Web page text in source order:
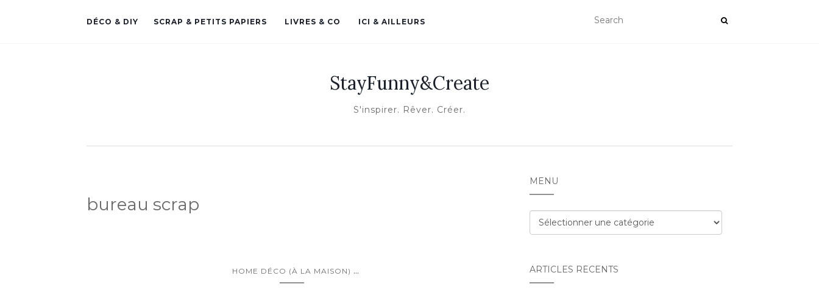
DÉCO & DIY SCRAP & PETITS PAPIERS LIVRES & CO ICI & AILLEURS
StayFunny&Create
S'inspirer. Rêver. Créer.
bureau scrap
HOME DÉCO (À LA MAISON) ...
MENU
Menu
ARTICLES RÉCENTS